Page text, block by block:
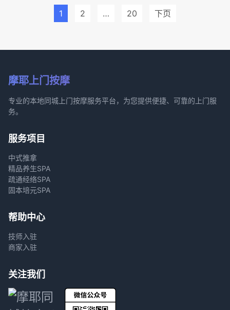
1 2 … 20 下页
摩耶上门按摩
专业的本地同城上门按摩服务平台，为您提供便捷、可靠的上门服
务。
服务项目
中式推拿
精品养生SPA
疏通经络SPA
固本培元SPA
帮助中心
技师入驻
商家入驻
关注我们